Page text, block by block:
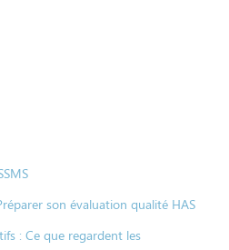
son évaluation qualité HAS
: Ce que regardent les